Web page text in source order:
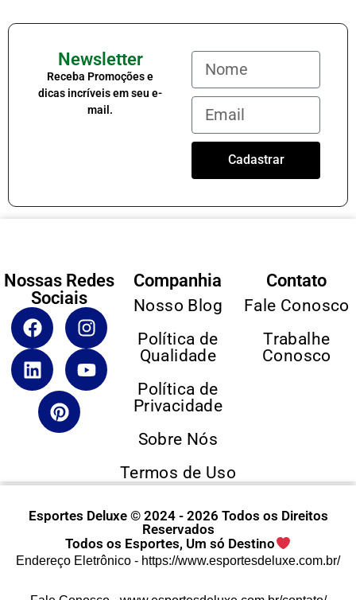
Newsletter
Receba Promoções e
dicas incríveis em seu e-
mail.
Cadastrar
Nossas Redes
Sociais
Companhia
Nosso Blog
Política de
Qualidade
Política de
Privacidade
Sobre Nós
Termos de Uso
Contato
Fale Conosco
Trabalhe
Conosco
Esportes Deluxe © 2024 - 2026 Todos os Direitos
Reservados
Todos os Esportes, Um só Destino
Endereço Eletrônico - https://www.esportesdeluxe.com.br/